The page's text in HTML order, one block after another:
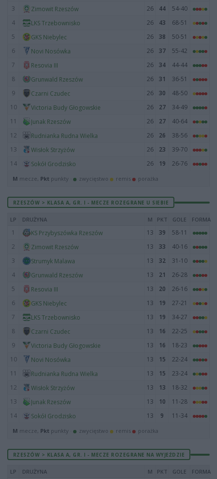
3
Zimowit Rzeszów 26 44
54-40
4
LKS Trzebownisko 26 43
68-51
5
GKS Niebylec 26 38
50-51
6
Novi Nosówka 26 37
55-42
7
Resovia III 26 34
44-44
8
Grunwald Rzeszów 26 31
36-51
9
Czarni Czudec 26 30
48-50
10
Victoria Budy Głogowskie 26 27
34-49
11
Junak Rzeszów 26 27
40-64
12
Rudnianka Rudna Wielka 26 26
38-56
13
Wisłok Strzyżów 26 23
39-70
14
Sokół Grodzisko 26 19 26-76
M mecze, Pkt punkty · zwycięstwo remis porażka
RZESZÓW > KLASA A, GR. I - MECZE ROZEGRANE U SIEBIE
LP DRUŻYNA M PKT GOLE FORMA
1 KS Przybyszówka Rzeszów 13 39
58-11
2
Zimowit Rzeszów 13 33
40-16
3
Strumyk Malawa 13 32
31-10
4
Grunwald Rzeszów 13 21
26-28
5
Resovia III 13 20
26-16
6
GKS Niebylec 13 19
27-21
7
LKS Trzebownisko 13 19
34-27
8
Czarni Czudec 13 16
22-25
9
Victoria Budy Głogowskie 13 16
18-23
10
Novi Nosówka 13 15
22-24
11
Rudnianka Rudna Wielka 13 15
23-24
12
Wisłok Strzyżów 13 13
18-32
13
Junak Rzeszów 13 10
11-28
14
Sokół Grodzisko 13 9 11-34
M mecze, Pkt punkty · zwycięstwo remis porażka
RZESZÓW > KLASA A, GR. I - MECZE ROZEGRANE NA WYJEŹDZIE
LP DRUŻYNA M PKT GOLE FORMA